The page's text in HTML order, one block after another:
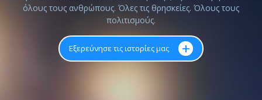
όλους τους ανθρώπους. Όλες τις θρησκείες. Όλους τους
πολιτισμούς.
Εξερεύνησε τις ιστορίες μας +